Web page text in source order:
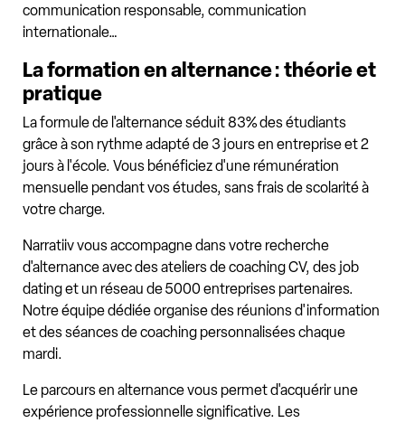
communication responsable, communication
internationale…
La formation en alternance : théorie et
pratique
La formule de l'alternance séduit 83% des étudiants
grâce à son rythme adapté de 3 jours en entreprise et 2
jours à l'école. Vous bénéficiez d'une rémunération
mensuelle pendant vos études, sans frais de scolarité à
votre charge.
Narratiiv vous accompagne dans votre recherche
d'alternance avec des ateliers de coaching CV, des job
dating et un réseau de 5000 entreprises partenaires.
Notre équipe dédiée organise des réunions d'information
et des séances de coaching personnalisées chaque
mardi.
Le parcours en alternance vous permet d'acquérir une
expérience professionnelle significative. Les